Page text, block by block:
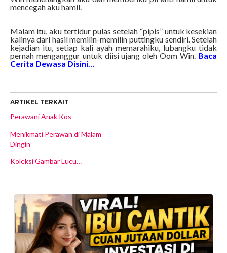
mencegah aku hamil.
Malam itu, aku tertidur pulas setelah “pipis” untuk kesekian
kalinya dari hasil memilin-memilin puttingku sendiri. Setelah
kejadian itu, setiap kali ayah memarahiku, lubangku tidak
pernah menganggur untuk diisi ujang oleh Oom Win. Baca
Cerita Dewasa Disini…
ARTIKEL TERKAIT
Perawani Anak Kos
Menikmati Perawan di Malam
Dingin
Koleksi Gambar Lucu…